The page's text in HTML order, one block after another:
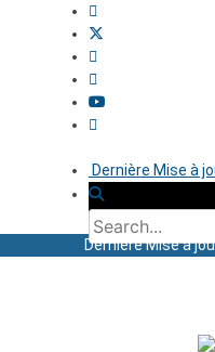
Dernière Mise à
Dernière Mise à